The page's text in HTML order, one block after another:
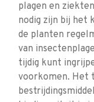
plagen en
nodig zijn bij het
de planten
van
tijdig kunt
voorkomen. Het